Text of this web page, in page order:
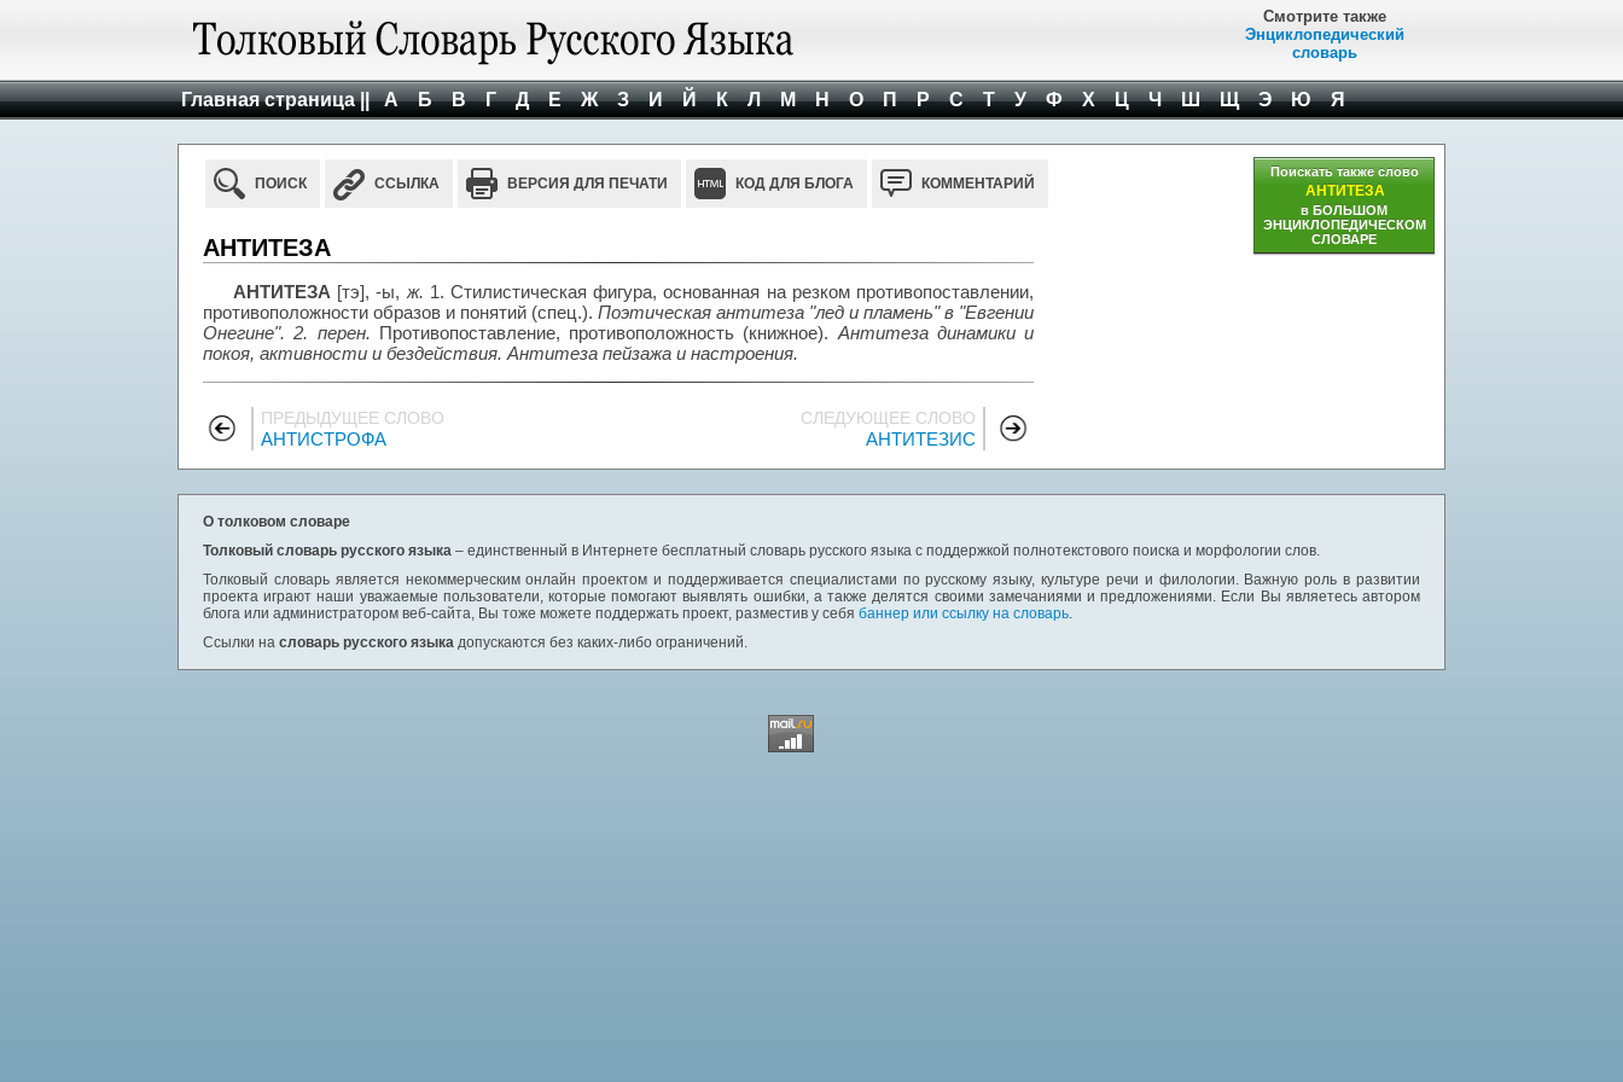
Смотрите также
Энциклопедический
словарь
Главная страница || А Б В Г Д Е Ж З И Й К Л М Н О П Р С Т У Ф Х Ц Ч Ш Щ Э Ю Я
ПОИСК ССЫЛКА ВЕРСИЯ ДЛЯ ПЕЧАТИ КОД ДЛЯ БЛОГА КОММЕНТАРИЙ
АНТИТЕЗА
АНТИТЕЗА [тэ], -ы, ж. 1. Стилистическая фигура, основанная на резком противопоставлении,
противоположности образов и понятий (спец.). Поэтическая антитеза "лед и пламень" в "Евгении
Онегине". 2. перен. Противопоставление, противоположность (книжное). Антитеза динамики и
покоя, активности и бездействия. Антитеза пейзажа и настроения.
ПРЕДЫДУЩЕЕ СЛОВО
АНТИСТРОФА
СЛЕДУЮЩЕЕ СЛОВО
АНТИТЕЗИС
Поискать также слово
АНТИТЕЗА
в БОЛЬШОМ
ЭНЦИКЛОПЕДИЧЕСКОМ
СЛОВАРЕ
О толковом словаре
Толковый словарь русского языка – единственный в Интернете бесплатный словарь русского языка с поддержкой полнотекстового поиска и морфологии слов.
Толковый словарь является некоммерческим онлайн проектом и поддерживается специалистами по русскому языку, культуре речи и филологии. Важную роль в развитии
проекта играют наши уважаемые пользователи, которые помогают выявлять ошибки, а также делятся своими замечаниями и предложениями. Если Вы являетесь автором
блога или администратором веб-сайта, Вы тоже можете поддержать проект, разместив у себя баннер или ссылку на словарь.
Ссылки на словарь русского языка допускаются без каких-либо ограничений.